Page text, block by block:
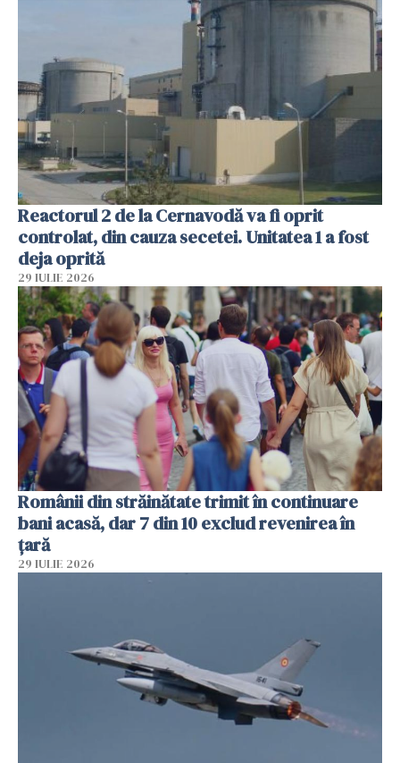
Reactorul 2 de la Cernavodă va fi oprit
controlat, din cauza secetei. Unitatea 1 a fost
deja oprită
29 IULIE 2026
Românii din străinătate trimit în continuare
bani acasă, dar 7 din 10 exclud revenirea în
țară
29 IULIE 2026